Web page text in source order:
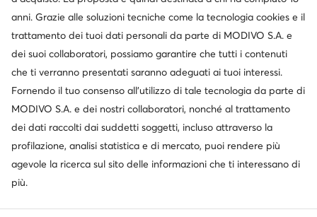
extra -15% Codice: SUMMER
-22%
Vans
Sneakers · Rosa
Prezzo attuale
64,99€
Prezzo più basso83,99 €-22%
extra -10% Codice: SUMMER
Occasione
Vans
Sneakers · Grigio
Prezzo attuale
90,99€
Prezzo più basso92,99 € -2%
anni. Grazie alle soluzioni tecniche come la tecnologia cookies e il
trattamento dei tuoi dati personali da parte di MODIVO S.A. e
dei suoi collaboratori, possiamo garantire che tutti i contenuti
che ti verranno presentati saranno adeguati ai tuoi interessi.
Fornendo il tuo consenso all’utilizzo di tale tecnologia da parte di
MODIVO S.A. e dei nostri collaboratori, nonché al trattamento
dei dati raccolti dai suddetti soggetti, incluso attraverso la
profilazione, analisi statistica e di mercato, puoi rendere più
agevole la ricerca sul sito delle informazioni che ti interessano di
più.